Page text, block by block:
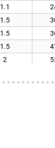
1.1
1.5
1.5
1.5
2
2.1